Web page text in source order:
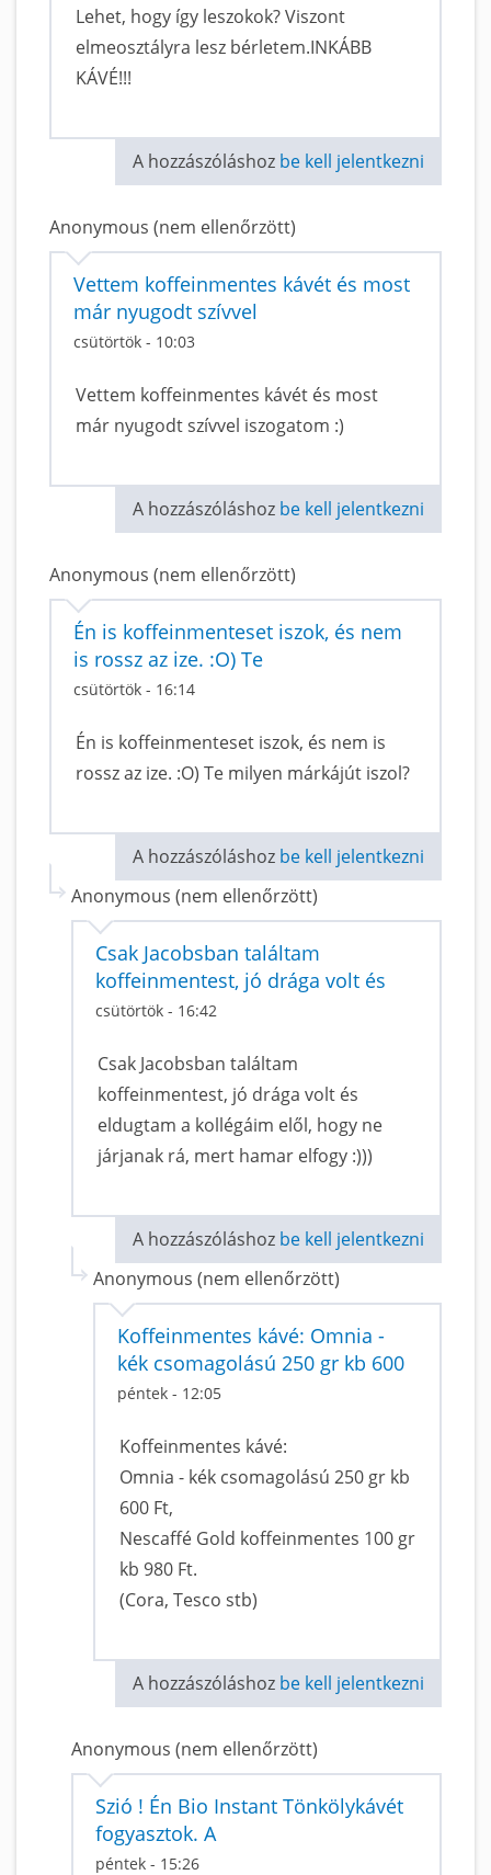
Lehet, hogy így leszokok? Viszont
elmeosztályra lesz bérletem.INKÁBB
KÁVÉ!!!
A hozzászóláshoz be kell jelentkezni
Anonymous (nem ellenőrzött)
Vettem koffeinmentes kávét és most
már nyugodt szívvel
csütörtök - 10:03
Vettem koffeinmentes kávét és most
már nyugodt szívvel iszogatom :)
A hozzászóláshoz be kell jelentkezni
Anonymous (nem ellenőrzött)
Én is koffeinmenteset iszok, és nem
is rossz az ize. :O) Te
csütörtök - 16:14
Én is koffeinmenteset iszok, és nem is
rossz az ize. :O) Te milyen márkájút iszol?
A hozzászóláshoz be kell jelentkezni
Anonymous (nem ellenőrzött)
Csak Jacobsban találtam
koffeinmentest, jó drága volt és
csütörtök - 16:42
Csak Jacobsban találtam
koffeinmentest, jó drága volt és
eldugtam a kollégáim elől, hogy ne
járjanak rá, mert hamar elfogy :)))
A hozzászóláshoz be kell jelentkezni
Anonymous (nem ellenőrzött)
Koffeinmentes kávé: Omnia -
kék csomagolású 250 gr kb 600
péntek - 12:05
Koffeinmentes kávé:
Omnia - kék csomagolású 250 gr kb
600 Ft,
Nescaffé Gold koffeinmentes 100 gr
kb 980 Ft.
(Cora, Tesco stb)
A hozzászóláshoz be kell jelentkezni
Anonymous (nem ellenőrzött)
Szió ! Én Bio Instant Tönkölykávét
fogyasztok. A
péntek - 15:26